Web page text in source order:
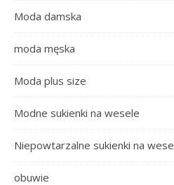
Moda damska
moda męska
Moda plus size
Modne sukienki na wesele
Niepowtarzalne sukienki na
obuwie